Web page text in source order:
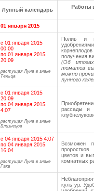
Лунный календарь Работы
01 января 2015
с 01 января 2015
00:00
по 01 января 2015
20:09
растущая Луна в знаке
Тельца
Полив и
получения
(Об
томатов
можно
лунного
с 01 января 2015
20:09
по 04 января 2015
4:07
растущая Луна в знаке
Близнецов
рассады и
с 04 января 2015 4:07
по 04 января 2015
16:04
растущая Луна в знаке
Рака
Возможен
цветов и
комнатных
культур.